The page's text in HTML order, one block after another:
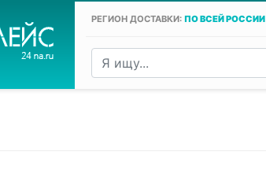
РЕГИОН ДОСТАВКИ: ПО ВСЕЙ РОССИИ